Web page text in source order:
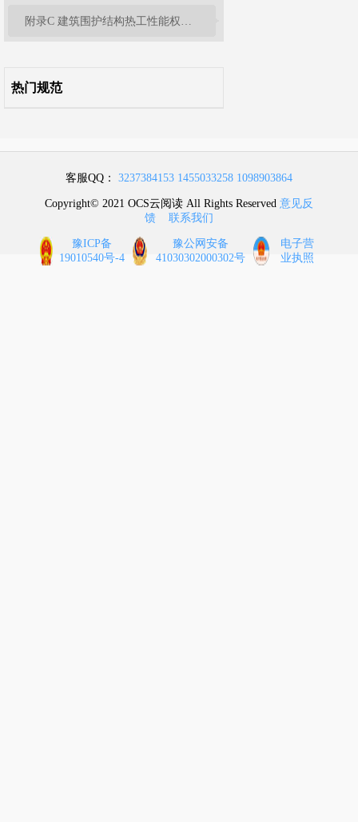
热门规范
客服QQ： 3237384153 1455033258 1098903864
Copyright© 2021 OCS云阅读 All Rights Reserved 意见反
馈
联系我们
豫ICP备
19010540号-4
豫公网安备
41030302000302号
电子营
业执照